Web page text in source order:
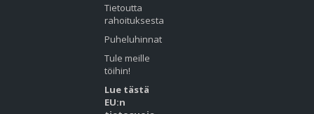
Tietoutta
rahoituksesta
Puheluhinnat
Tule meille
töihin!
Lue tästä
EU:n